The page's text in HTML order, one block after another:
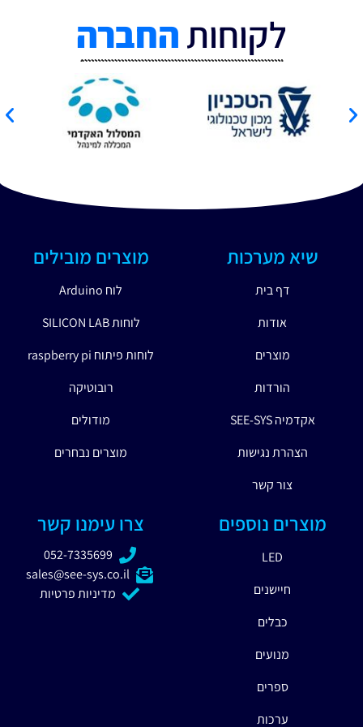
לקוחותהחברה
שיא מערכות
דף בית
אודות
מוצרים
הורדות
אקדמיה SEE-SYS
הצהרת נגישות
צור קשר
מוצרים מובילים
לוח Arduino
לוחות SILICON LAB
לוחות פיתוח raspberry pi
רובוטיקה
מודולים
מוצרים נבחרים
מוצרים נוספים
LED
חיישנים
כבלים
מנועים
ספרים
ערכות
צרו עימנו קשר
052-7335699
sales@see-sys.co.il
מדיניות פרטיות